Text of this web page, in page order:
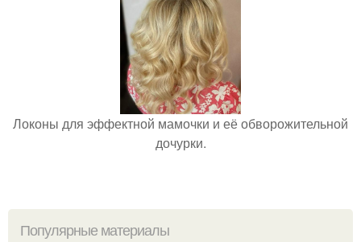
Локоны для эффектной мамочки и её обворожительной
дочурки.
Популярные материалы